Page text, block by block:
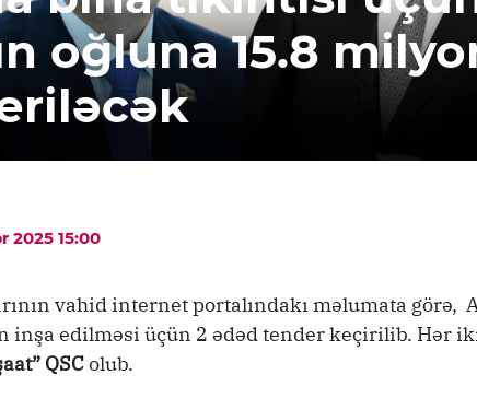
oğluna 15.8
2025 15:00
vahid internet portalındakı məlumata görə,
inşa edilməsi üçün 2 ədəd tender keçirilib. Hər
QSColub.